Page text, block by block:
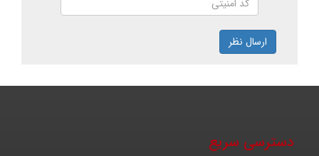
ارسال نظر
دسترسی سریع